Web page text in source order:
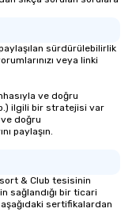
sürdürülebilirlik
veya linki
ve doğru
ilgili bir stratejisi var
ve doğru
paylaşın.
& Club tesisinin
sağlandığı bir ticari
sertifikalardan